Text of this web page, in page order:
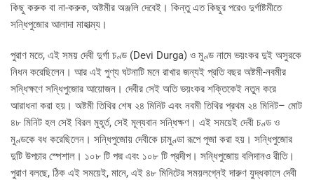
কিছু করুক বা না-করুক, অষ্টমীর অঞ্জলি দেবেই। কিন্তু এত কিছুর পরেও দুর্গাষ্টমীতে
সন্ধিপুজোর আলাদা মাহাত্ম্য।
পুরাণ মতে, এই সময় দেবী দুর্গা চণ্ড (Devi Durga) ও মুণ্ড নামে ভয়ংকর দুই অসুরকে
নিধন করেছিলেন। আর এই পুণ্য ঘটনাটি মনে রাখার জন্যই প্রতি বছর অষ্টমী-নবমীর
সন্ধিক্ষণে সন্ধিপুজোর আয়োজন। দেবীর সেই অতি ভয়ংকর শক্তিকেই নতুন করে
আরাধনা করা হয়। অষ্টমী তিথির শেষ ২৪ মিনিট এবং নবমী তিথির প্রথম ২৪ মিনিট– মোট
৪৮ মিনিট হল সেই বিরল মুহূর্ত, সেই মূল্যবান সন্ধিক্ষণ। এই সময়েই দেবী চণ্ড ও
মুণ্ডকে বধ করেছিলেন। সন্ধিপুজোয় দেবীকে চামুণ্ডা রূপে পূজা করা হয়। সন্ধিপুজোর
দুটি উপচার স্পেশাল। ১০৮ টি পদ্ম এবং ১০৮ টি প্রদীপ। সন্ধিপুজোয় বলিদানও রীতি।
পুরাণ বলছে, ঠিক এই সময়েই, মানে, এই ৪৮ মিনিটের সময়লগ্নেই দারুণ যুদ্ধকালে দেবী